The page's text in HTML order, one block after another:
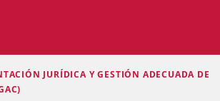
JURÍDICA Y GESTIÓN ADECUADA DE